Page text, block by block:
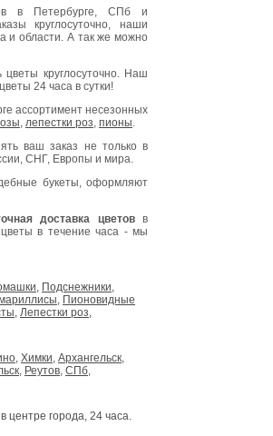
в Петербурге, СПб и
круглосуточно, наши
и области. А так же можно
круглосуточно. Наш
24 часа в сутки!
ассортимент несезонных
, лепестки роз, пионы.
ваш заказ не только в
СНГ, Европы и мира.
букеты, оформляют
доставка цветовв
цветы в течение часа - мы
, Подснежники,
, Пионовидные
, Лепестки роз,
, Химки, Архангельск,
, Реутов, СПб,
центре города, 24 часа.